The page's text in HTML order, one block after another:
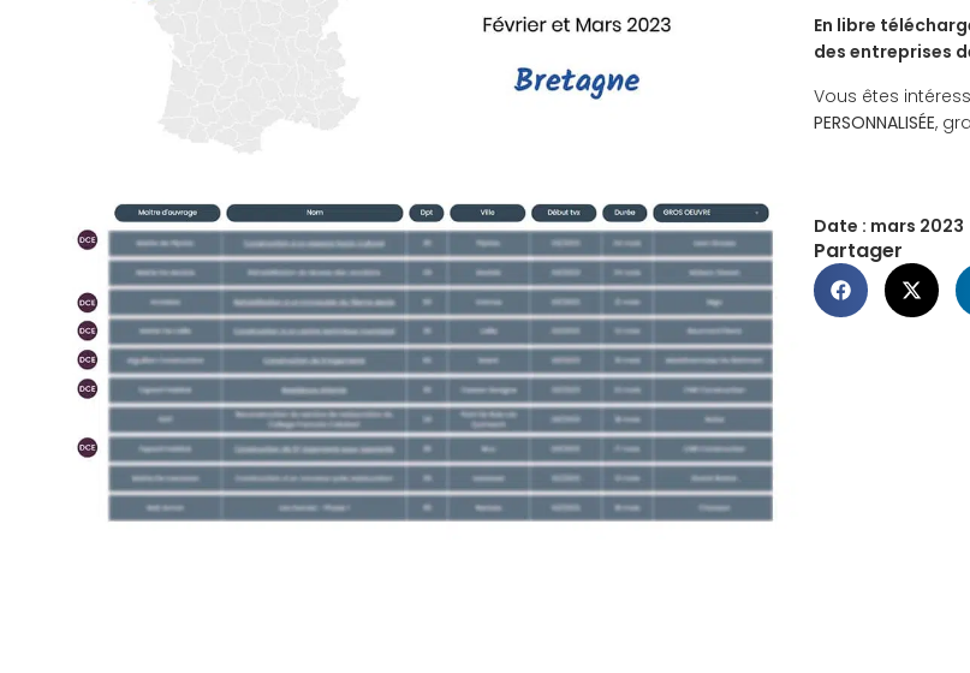
En libre
des entreprises
Vous êtes
PERSONNALISÉE,
Date : mars 2023
Partager